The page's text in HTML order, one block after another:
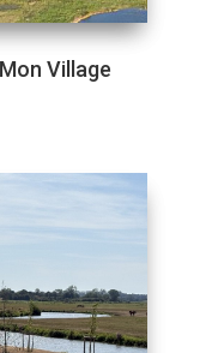
Village